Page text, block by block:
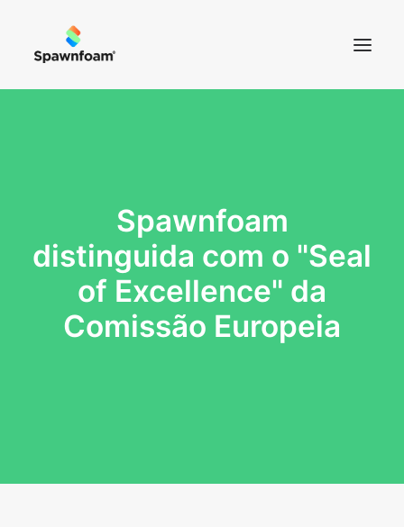
LOJA
Spawnfoam
distinguida com o "Seal
of Excellence" da
Comissão Europeia